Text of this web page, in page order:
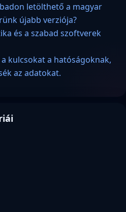
letölthető a magyar
újabb verziója?
és a szabad szoftverek
kulcsokat a hatóságoknak,
az adatokat.